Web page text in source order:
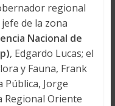
regional
de la zona
Nacional de
, Edgardo Lucas; el
y Fauna, Frank
Pública, Jorge
Regional Oriente